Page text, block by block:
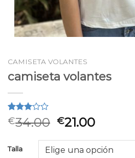
CAMISETA VOLANTES
camiseta volantes
Valorado
3.00
basado
2
€34.00 €21.00
Talla